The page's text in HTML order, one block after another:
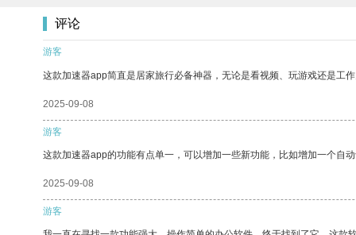
评论
游客
这款加速器app简直是居家旅行必备神器，无论是看视频、玩游戏还是工
2025-09-08
游客
这款加速器app的功能有点单一，可以增加一些新功能，比如增加一个自
2025-09-08
游客